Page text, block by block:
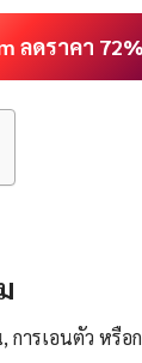
ลดราคา 72%
การเอนตัว หรือ